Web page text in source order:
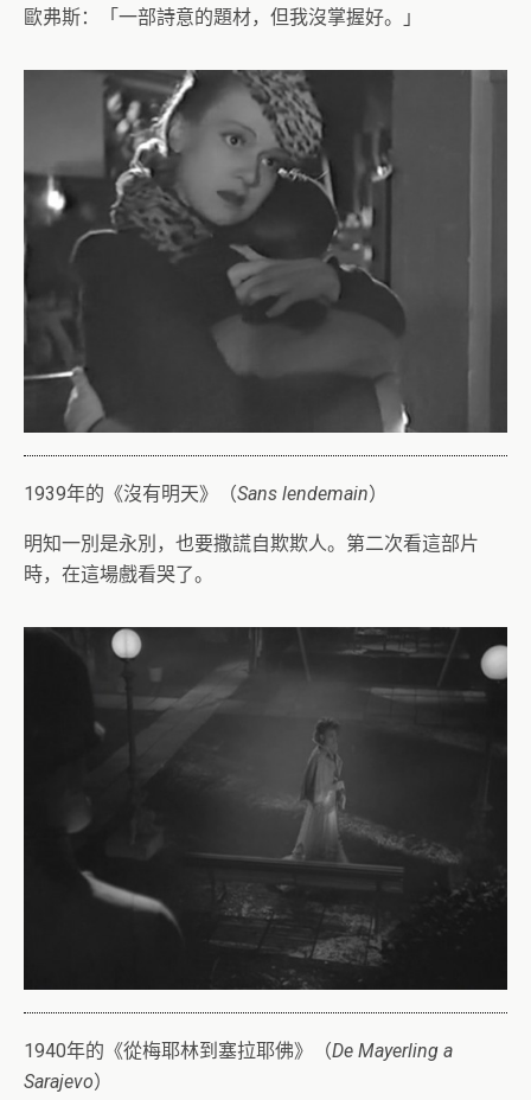
歐弗斯：「一部詩意的題材，但我沒掌握好。」
1939年的《沒有明天》（Sans lendemain）
明知一別是永別，也要撒謊自欺欺人。第二次看這部片
時，在這場戲看哭了。
1940年的《從梅耶林到塞拉耶佛》（De Mayerling a
Sarajevo）